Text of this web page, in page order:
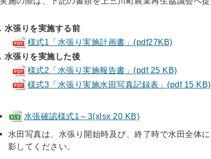
水張りを実施する前
様式1「水張り実施計画書」(pdf27KB)
水張りを実施した後
様式2「水張り実施報告書」(pdf 25 KB)
様式3「水張り実施水田写真記録表」(pdf 15 KB)
水張確認様式1～3(xlsx 20 KB)
水田写真は、水張り開始時及び、終了時で水田全体
影してください。